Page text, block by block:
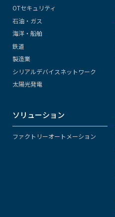
OTセキュリティ
石油・ガス
海洋・船舶
鉄道
製造業
シリアルデバイスネットワーク
太陽光発電
ソリューション
ファクトリーオートメーション